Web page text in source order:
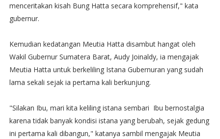
menceritakan kisah Bung Hatta secara komprehensif," kata
gubernur.
Kemudian kedatangan Meutia Hatta disambut hangat oleh
Wakil Gubernur Sumatera Barat, Audy Joinaldy, ia mengajak
Meutia Hatta untuk berkeliling Istana Gubernuran yang sudah
lama sekali sejak ia pertama kali berkunjung.
"Silakan Ibu, mari kita keliling istana sembari Ibu bernostalgia
karena tidak banyak kondisi istana yang berubah, sejak gedung
ini pertama kali dibangun," katanya sambil mengajak Meutia